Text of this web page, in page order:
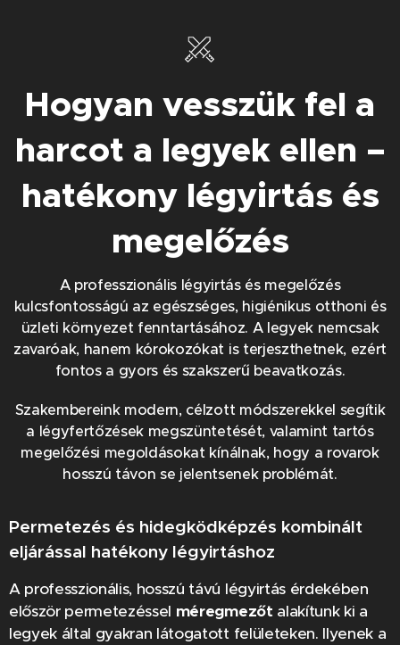
Hogyan vesszük fel a
harcot a legyek ellen –
hatékony légyirtás és
megelőzés
A professzionális légyirtás és megelőzés
kulcsfontosságú az egészséges, higiénikus otthoni és
üzleti környezet fenntartásához. A legyek nemcsak
zavaróak, hanem kórokozókat is terjeszthetnek, ezért
fontos a gyors és szakszerű beavatkozás.
Szakembereink modern, célzott módszerekkel segítik
a légyfertőzések megszüntetését, valamint tartós
megelőzési megoldásokat kínálnak, hogy a rovarok
hosszú távon se jelentsenek problémát.
Permetezés és hidegködképzés kombinált
eljárással hatékony légyirtáshoz
A professzionális, hosszú távú légyirtás érdekében
először permetezéssel méregmezőtalakítunk ki a
legyek által gyakran látogatott felületeken. Ilyenek a